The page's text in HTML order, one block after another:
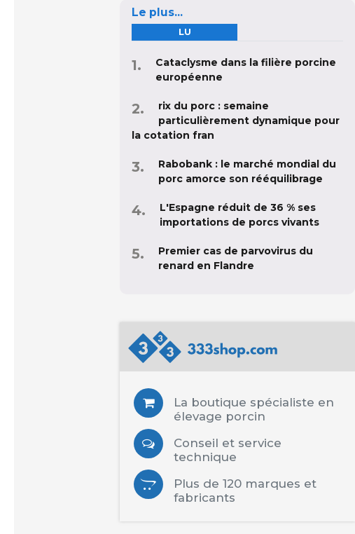
Le plus...
LU
Cataclysme dans la filière porcine
européenne
rix du porc : semaine
particulièrement dynamique pour
la cotation fran
Rabobank : le marché mondial du
porc amorce son rééquilibrage
L'Espagne réduit de 36 % ses
importations de porcs vivants
Premier cas de parvovirus du
renard en Flandre
La boutique spécialiste en
élevage porcin
Conseil et service
technique
Plus de 120 marques et
fabricants